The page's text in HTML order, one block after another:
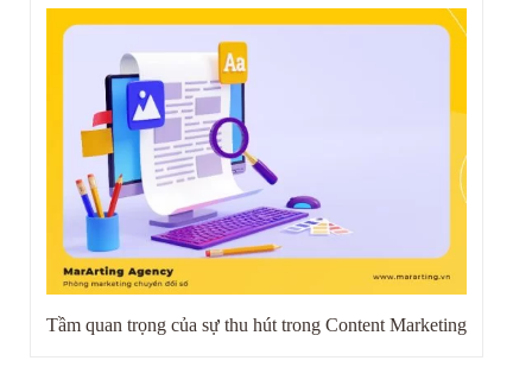
Tầm quan trọng của sự thu hút trong Content Marketing